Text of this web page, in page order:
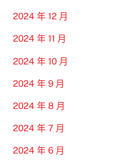
2024 年 12 月
2024 年 11 月
2024 年 10 月
2024 年 9 月
2024 年 8 月
2024 年 7 月
2024 年 6 月